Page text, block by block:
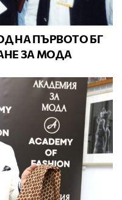
НА ПЪРВОТО БГ
ЗА МОДА